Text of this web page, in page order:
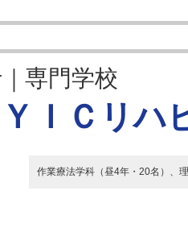
専門学校
ＩＣリハ
作業療法学科（昼4年・20名）、